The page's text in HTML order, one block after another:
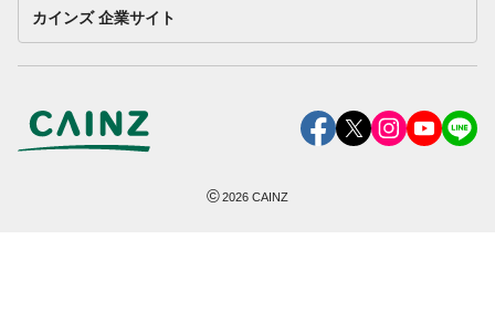
カインズ 企業サイト
©2026 CAINZ